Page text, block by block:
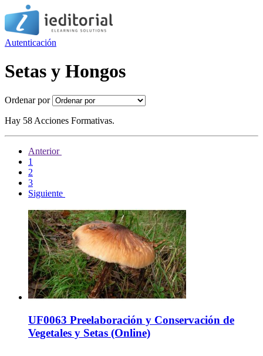
Autenticación
Setas y Hongos
Ordenar por
Hay 58 Acciones Formativas.
Anterior
1
2
3
Siguiente
UF0063 Preelaboración y Conservación de
Vegetales y Setas (Online)